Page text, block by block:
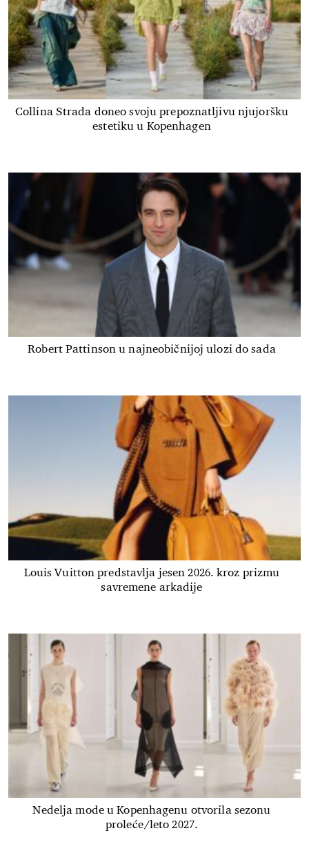
Collina Strada doneo svoju prepoznatljivu njujoršku
estetiku u Kopenhagen
Robert Pattinson u najneobičnijoj ulozi do sada
Louis Vuitton predstavlja jesen 2026. kroz prizmu
savremene arkadije
Nedelja mode u Kopenhagenu otvorila sezonu
proleće/leto 2027.